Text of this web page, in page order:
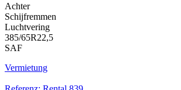
Achter
Schijfremmen
Luchtvering
385/65R22,5
SAF
Vermietung